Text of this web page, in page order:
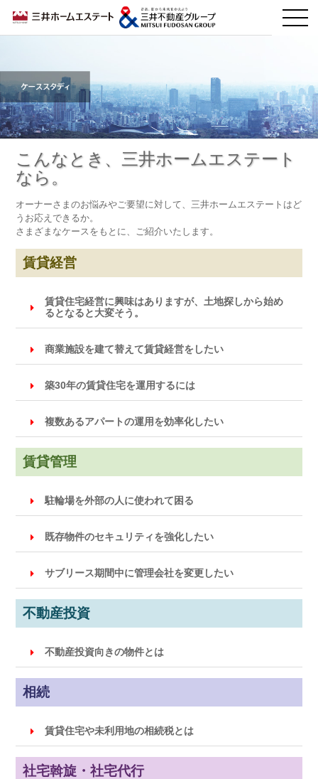
こんなとき、三井ホームエステート
なら。
オーナーさまのお悩みやご要望に対して、三井ホームエステートはど
うお応えできるか。
さまざまなケースをもとに、ご紹介いたします。
賃貸経営
賃貸住宅経営に興味はありますが、土地探しから始め
るとなると大変そう。
商業施設を建て替えて賃貸経営をしたい
築30年の賃貸住宅を運用するには
複数あるアパートの運用を効率化したい
賃貸管理
駐輪場を外部の人に使われて困る
既存物件のセキュリティを強化したい
サブリース期間中に管理会社を変更したい
不動産投資
不動産投資向きの物件とは
相続
賃貸住宅や未利用地の相続税とは
社宅斡旋・社宅代行